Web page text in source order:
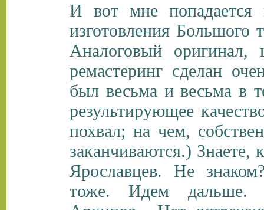
И вот мне
изготовления Большого
Аналоговый оригинал,
ремастеринг сделан
был весьма и весьма в
результирующее
похвал; на чем,
заканчиваются.) Знаете,
Ярославцев. Не
тоже. Идем дальше.